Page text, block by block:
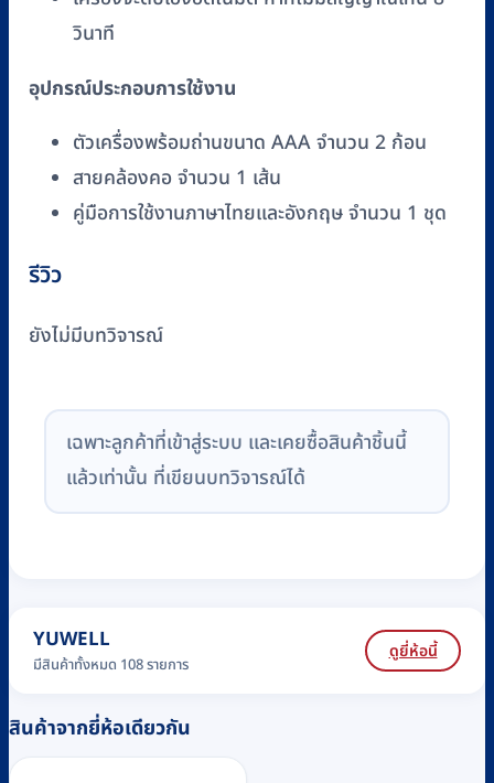
วินาที
อุปกรณ์ประกอบการใช้งาน
ตัวเครื่องพร้อมถ่านขนาด AAA จำนวน 2 ก้อน
สายคล้องคอ จำนวน 1 เส้น
คู่มือการใช้งานภาษาไทยและอังกฤษ จำนวน 1 ชุด
รีวิว
ยังไม่มีบทวิจารณ์
เฉพาะลูกค้าที่เข้าสู่ระบบ และเคยซื้อสินค้าชิ้นนี้
แล้วเท่านั้น ที่เขียนบทวิจารณ์ได้
YUWELL
มีสินค้าทั้งหมด 108 รายการ
ดูยี่ห้อนี้
สินค้าจากยี่ห้อเดียวกัน